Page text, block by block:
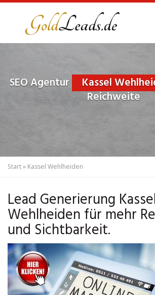
SEO Agentur Kassel
Reichweite
Start» Kassel Wehlheiden
Lead Generierung
Wehlheiden für mehr
und Sichtbarkeit.